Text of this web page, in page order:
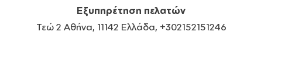
Εξυπηρέτηση πελατών
Τεώ 2 Αθήνα, 11142 Ελλάδα, +302152151246